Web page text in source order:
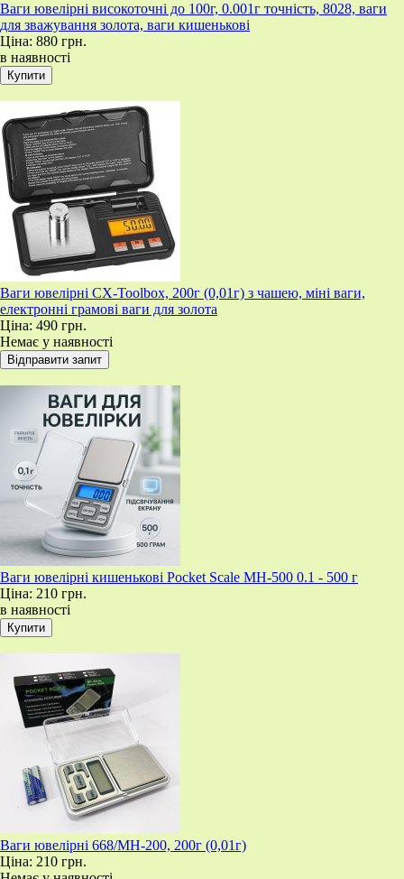
Ваги ювелірні високоточні до 100г, 0.001г точність, 8028, ваги
для зважування золота, ваги кишенькові
Ціна: 880 грн.
в наявності
Ваги ювелірні CX-Toolbox, 200г (0,01г) з чашею, міні ваги,
електронні грамові ваги для золота
Ціна: 490 грн.
Немає у наявності
Ваги ювелірні кишенькові Pocket Scale MH-500 0.1 - 500 г
Ціна: 210 грн.
в наявності
Ваги ювелірні 668/MH-200, 200г (0,01г)
Ціна: 210 грн.